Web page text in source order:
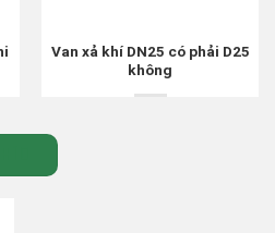
Van xả khí DN25 có phải D25
không